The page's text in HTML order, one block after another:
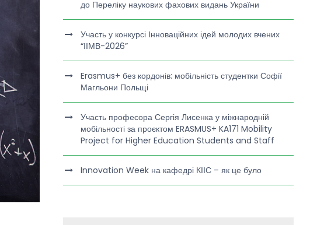
до Переліку наукових фахових видань України
Участь у конкурсі Інноваційних ідей молодих вчених
“ІІМВ-2026”
Erasmus+ без кордонів: мобільність студентки Софії
Магльони Польщі
Участь професора Сергія Лисенка у міжнародній
мобільності за проєктом ERASMUS+ KA171 Mobility
Project for Higher Education Students and Staff
Innovation Week на кафедрі КІІС – як це було